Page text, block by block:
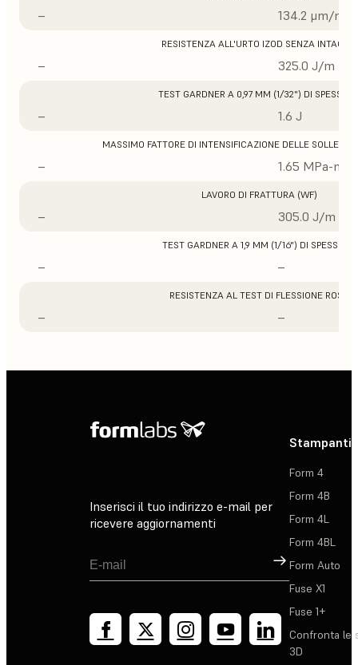
– 134.2 μm/m/
RESISTENZA ALL'URTO IZOD SENZA INTAGLIO
– 325.0 J/m
TEST GARDNER A 0,97 MM (1/32") DI
– 1.6 J
MASSIMO FATTORE DI INTENSIFICAZIONE DELLE
– 1.65 MPa-m1/
LAVORO DI FRATTURA (WF)
– 305.0 J/m
TEST GARDNER A 1,9 MM (1/16") DI SPESSORE
– –
RESISTENZA AL TEST DI FLESSIONE ROSS
– –
Inserisci il tuo indirizzo e-mail per
ricevere aggiornamenti
Registrati
Stampanti
Form 4
Form 4B
Form 4L
Form 4BL
Form Auto
Fuse X1
Fuse 1+
Confronta le
3D